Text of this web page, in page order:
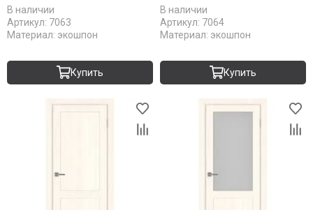
В наличии
Артикул: 7063
Материал: экошпон
Купить
В наличии
Артикул: 7064
Материал: экошпон
Купить